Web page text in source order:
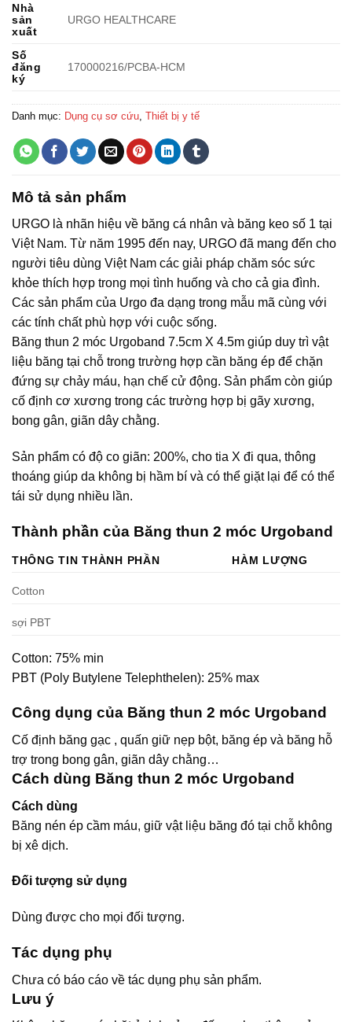
Nhà
sản
xuất
URGO HEALTHCARE
Số
đăng
ký
170000216/PCBA-HCM
Danh mục: Dụng cụ sơ cứu Thiết bị y tế
Mô tả sản phẩm
URGO là nhãn hiệu về băng cá nhân và băng keo số 1 tại
Việt Nam. Từ năm 1995 đến nay, URGO đã mang đến cho
người tiêu dùng Việt Nam các giải pháp chăm sóc sức
khỏe thích hợp trong mọi tình huống và cho cả gia đình.
Các sản phẩm của Urgo đa dạng trong mẫu mã cùng với
các tính chất phù hợp với cuộc sống.
Băng thun 2 móc Urgoband 7.5cm X 4.5m giúp duy trì vật
liệu băng tại chỗ trong trường hợp cần băng ép để chặn
đứng sự chảy máu, hạn chế cử động. Sản phẩm còn giúp
cố định cơ xương trong các trường hợp bị gãy xương,
bong gân, giãn dây chằng.
Sản phẩm có độ co giãn: 200%, cho tia X đi qua, thông
thoáng giúp da không bị hầm bí và có thể giặt lại để có thể
tái sử dụng nhiều lần.
Thành phần của Băng thun 2 móc Urgoband
THÔNG TIN THÀNH PHẦN HÀM LƯỢNG
Cotton
sợi PBT
Cotton: 75% min
PBT (Poly Butylene Telephthelen): 25% max
Công dụng của Băng thun 2 móc Urgoband
Cố định băng gạc , quấn giữ nẹp bột, băng ép và băng hỗ
trợ trong bong gân, giãn dây chằng…
Cách dùng Băng thun 2 móc Urgoband
Cách dùng
Băng nén ép cầm máu, giữ vật liệu băng đó tại chỗ không
bị xê dịch.
Đối tượng sử dụng
Dùng được cho mọi đối tượng.
Tác dụng phụ
Chưa có báo cáo về tác dụng phụ sản phẩm.
Lưu ý